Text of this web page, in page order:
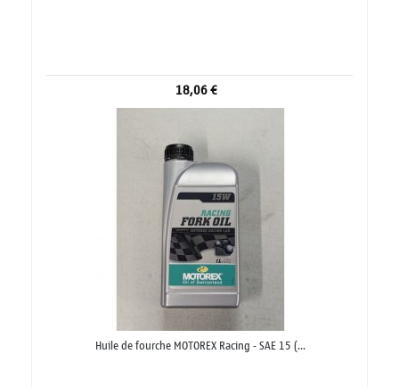
18,06 €
Huile de fourche MOTOREX Racing - SAE 15 (...